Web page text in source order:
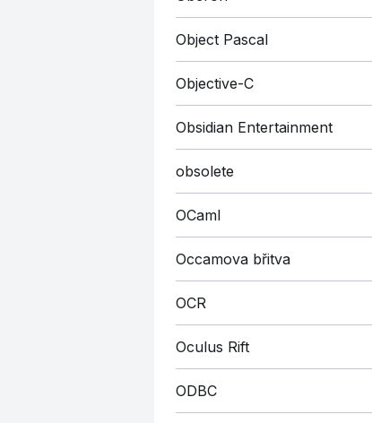
Object Pascal
Objective-C
Obsidian Entertainment
obsolete
OCaml
Occamova břitva
OCR
Oculus Rift
ODBC